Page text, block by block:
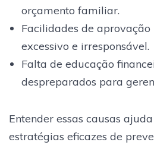
orçamento familiar.
Facilidades de
excessivo e irresponsável.
Falta de educação
despreparados para
Entender essas causas
estratégias eficazes de